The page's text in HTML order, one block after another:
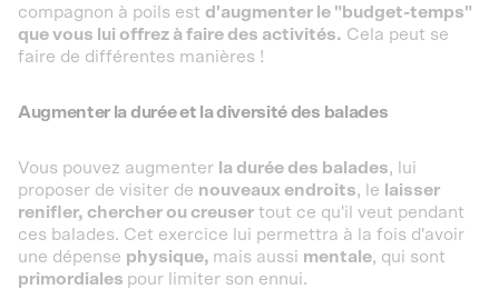
compagnon à poils est d'augmenter le "budget-temps"
que vous lui offrez à faire des activités. Cela peut se
faire de différentes manières !
Augmenter la durée et la diversité des balades
Vous pouvez augmenter la durée des balades, lui
proposer de visiter de nouveaux endroits, le
laisser
renifler, chercher ou creuser tout ce qu'il veut pendant
ces balades. Cet exercice lui permettra à la fois d'avoir
une dépense physique, mais aussi mentale, qui sont
primordiales pour limiter son ennui.